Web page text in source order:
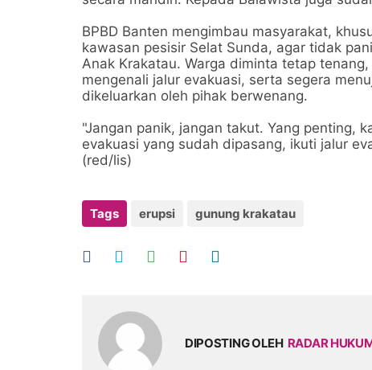
BPBD Banten mengimbau masyarakat,
kawasan pesisir Selat Sunda, agar tidak
Anak Krakatau. Warga diminta tetap
mengenali jalur evakuasi, serta segera
dikeluarkan oleh pihak berwenang.
"Jangan panik, jangan takut. Yang penting,
evakuasi yang sudah dipasang, ikuti jalur
(red/lis)
Tags erupsi gunung krakatau
DIPOSTING OLEH RADAR